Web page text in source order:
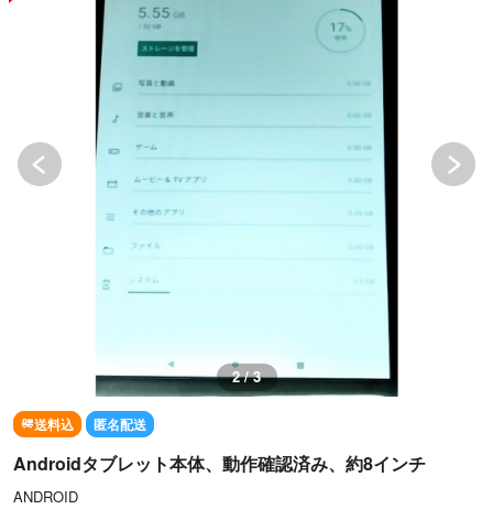
2 / 3
送料込 匿名配送
Androidタブレット本体、動作確認済み、約8インチ
ANDROID